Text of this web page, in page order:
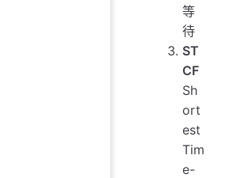
等
待
ST
CF
Sh
ort
est
Tim
e-